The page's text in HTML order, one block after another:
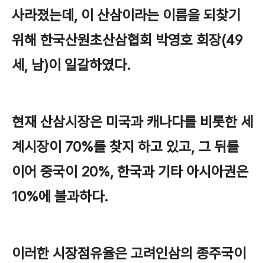
사라졌는데, 이 산삼이라는 이름을 되찾기
위해 한국산원초산삼협회 박영호 회장(49
세, 남)이 일갈하였다.
현재 산삼시장은 미국과 캐나다를 비롯한 세
계시장이 70%를 찾지 하고 있고, 그 뒤를
이어 중국이 20%, 한국과 기타 아시아권은
10%에 불과하다.
이러한 시장점유율은 고려인삼의 종주국이